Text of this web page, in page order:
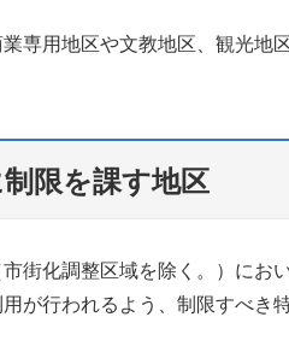
専用地区や文教地区、観光地
限を課す地区
街化調整区域を除く。）にお
が行われるよう、制限すべき